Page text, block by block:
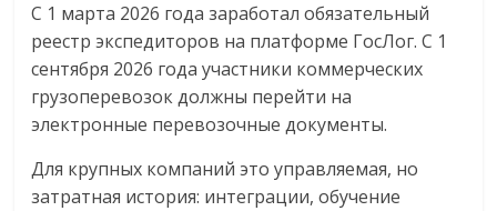
С 1 марта 2026 года заработал обязательный
реестр экспедиторов на платформе ГосЛог. С 1
сентября 2026 года участники коммерческих
грузоперевозок должны перейти на
электронные перевозочные документы.
Для крупных компаний это управляемая, но
затратная история: интеграции, обучение